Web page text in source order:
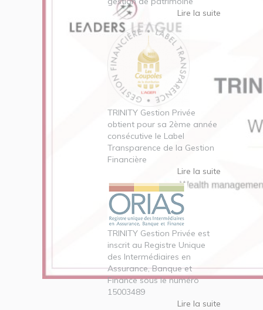
Lire la suite
TRINITY Gestion Privée
obtient pour sa 2ème année
consécutive le Label
Transparence de la Gestion
Financière
Lire la suite
TRINITY Gestion Privée est
inscrit au Registre Unique
des Intermédiaires en
Assurance, Banque et
Finance sous le numéro
15003489
Lire la suite